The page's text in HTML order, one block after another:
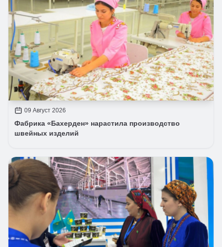
09 Август 2026
Фабрика «Бахерден» нарастила производство
швейных изделий